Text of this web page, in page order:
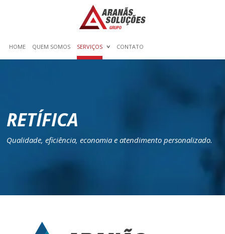
HOME QUEM SOMOS SERVIÇOS CONTATO
RETÍFICA
Qualidade, eficiência, economia e atendimento personalizado.